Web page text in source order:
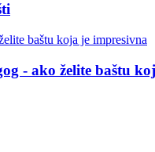
- ako želite baštu